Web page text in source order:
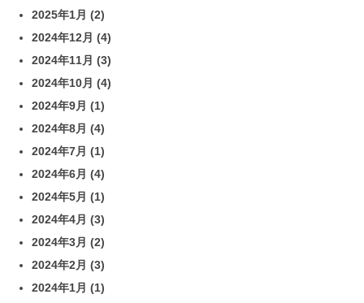
2025年1月 (2)
2024年12月 (4)
2024年11月 (3)
2024年10月 (4)
2024年9月 (1)
2024年8月 (4)
2024年7月 (1)
2024年6月 (4)
2024年5月 (1)
2024年4月 (3)
2024年3月 (2)
2024年2月 (3)
2024年1月 (1)